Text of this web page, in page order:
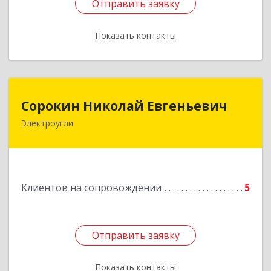
Отправить заявку
Показать контакты
Отправить заявку
Назад
Сорокин Николай Евгеньевич
Электроугли
Клиентов на сопровождении 5
Отправить заявку
Показать контакты
Сорокин Николай Евгеньевич
Отправить заявку
Назад